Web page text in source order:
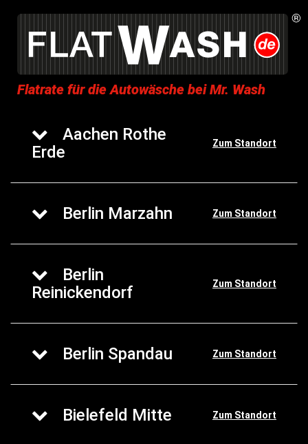
Flatrate für die Autowäsche bei Mr. Wash
Aachen Rothe
Erde
Zum Standort
Berlin Marzahn Zum Standort
Berlin
Reinickendorf
Zum Standort
Berlin Spandau Zum Standort
Bielefeld Mitte Zum Standort